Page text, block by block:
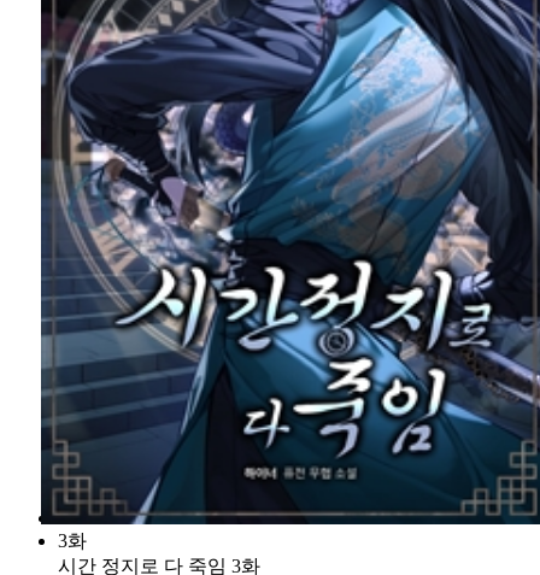
3화
시간 정지로 다 죽임 3화